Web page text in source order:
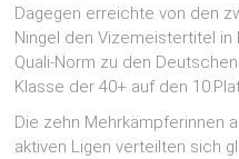
Dagegen erreichte von den
Ningel den Vizemeistertitel
Quali-Norm zu den
Klasse der 40+ auf den
Die zehn Mehrkämpferinnen
aktiven Ligen verteilten sich